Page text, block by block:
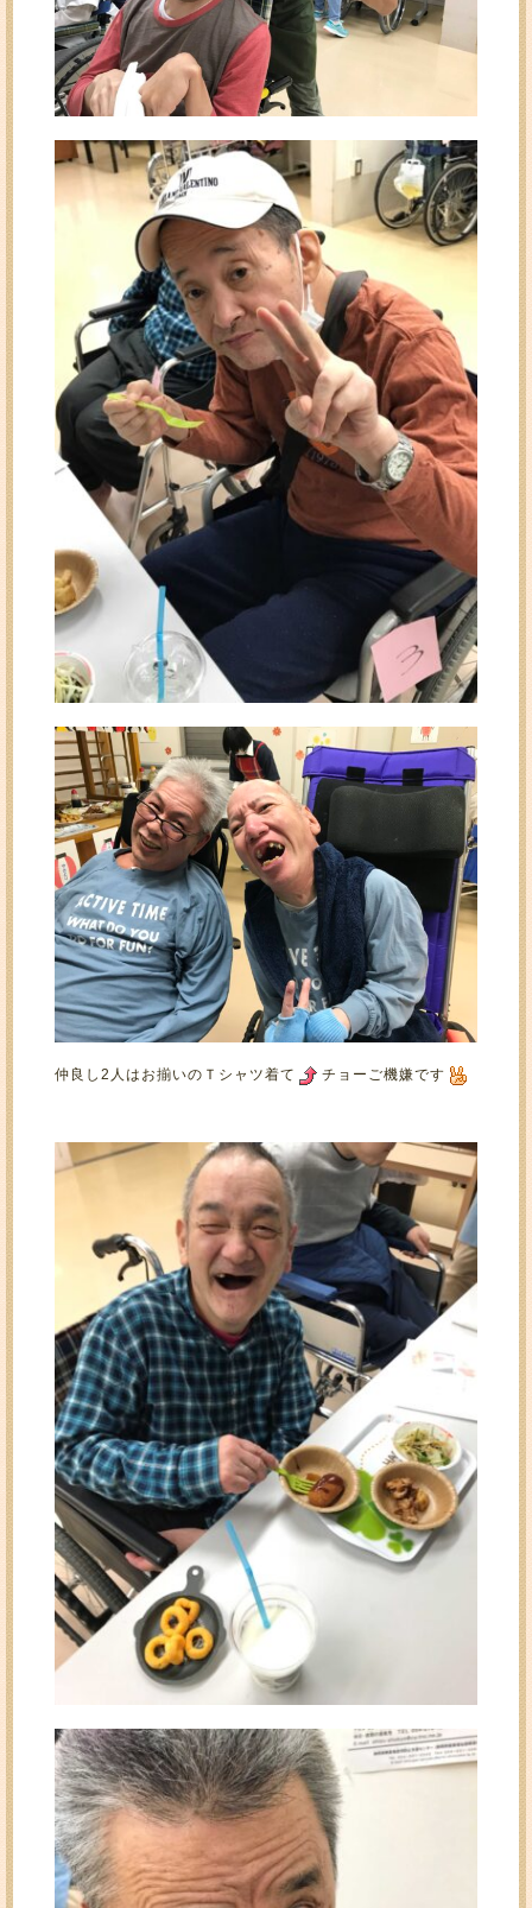
仲良し2人はお揃いのＴシャツ着て チョーご機嫌です